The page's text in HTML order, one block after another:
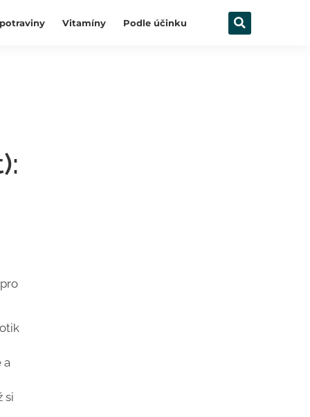
Vitamíny Podle účinku
a
si